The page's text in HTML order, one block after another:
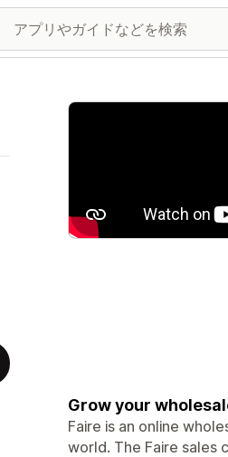
特集の画像ギャラリー
Grow your
Faire is an online
world. The Faire sales